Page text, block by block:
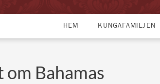
HEM KUNGAFAMILJEN
om Bahamas